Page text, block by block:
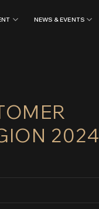
NEWS & EVENTS
2024